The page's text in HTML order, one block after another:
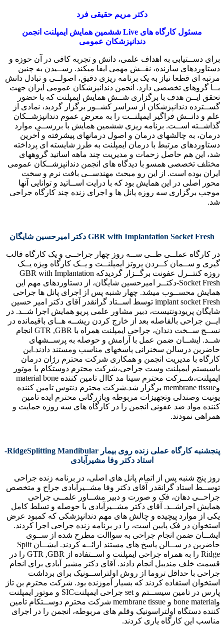
دکتر مریم حقیقی فرد
مسئول کارگاه های Live ششمین همایش ایمپلنت انجمن
دندانپزشکان عمومی
برای دســتیابی به اهداف علمی، دانش و تجربه کافی در آن حوزه و
دستاوردهای سازنده، نقــش مهمی ایفا میکند. رســیدن به چنین
مرتبه ای قطعا نیاز به یک برنامه ریزی دقیق، اصولــی و تبادل دانش
بــا گروهای تخصصی دارد. انجمن دندانپزشکان عمومی ایران جهت
تحقق ایــن هدف با برگزاری شــش همایش ایمپلنت که با حضور
گســترده دندانپزشکان از سراسر کشــور برگزار گردید، نمادی از
علم و دانــش فراگیر ایمپلنــت را به معرض عموم دندانپزشــکان
گذاشــته اســت. برنامه ریزی ششمین همایش با بررســی موارد
درمان، به چالشهای درمان و اصول درمانهای پیشرفته و آخرین
دستاوردهای مرتبط با درمان ایمپلنت به طرز شایسته ای پرداخته
شد، این هم حاصل زحمات و مدیریت چند ماهه اساتید گروههای
مختلف تخصصی همسو با دیدگاه های انجمن دندانپزشــکان عمومی
ایران بوده است. از این رو مبحث مهندســی بافت نرم و سخت
محور اصلی در این همایش بود که با درایت اســاتید و توانایی آنها
موجب برگزاری سه روزه پانل ها و اجرای زنده چند کارگاه جراحی
شد.
GBR with Implantation Socket Fresh دکتر امیرحسین شایگان
در کارگاه عملــی طــی ســه روز چهار جراحــی و یک کارگاه قالب
گیری و ســمان کــردن پروتز ایمپلنــت و یــک کارگاه ویژه یــک
روزه کنتــرل عفونت برگــزار گردیدکه GBR with Implantation
Socket Fresh-دکتــر امیرحسین شایگان، از دستاوردهای مهم این
همایش محســوب میشد. چهار شنبه پس از اجرای پانل ها جراحی
implant socket Fresh توسط اســتاد گرانقدر آقای دکتر امیر حسین
شایگان پریودونتیست، دبیر مشاور علمی پریو همایش اجرا شــد. در
ایــن جراحی بالفاصله بعد از خارج کردن ریشــه هــای باقیمانده در
نســج ســخت دندان، جراحی ایمپلنت همراه با GTR ,GBR انجام
شــد. ایشــان ضمن عمل با آرامش و حوصله به پرســشهای
حاضرین درسالن سخنرانی پاسخهای مناسب ومستند دادند.این
کارگاه با مدیریت انجمن و همکاری شرکت محترم رژان درمان
باسیستم ایمپلنت وست جراحی،شرکت محترم دوستکام با موتور
ایمپلنت،شــرکت محترم سینا مد کاال تامین کننده material bone
وmembrane tissue برگزار شد.شرکت محترم دنتوس تامین کننده
یونیت وصندلی وتجهیزات مربوطه وبازرگانی محترم ایده تامین
کننده مواد ضد عفونی انجمن را در کارگاه های سه روزه حمایت و
همراهی نمودند.
پنجشنبه کارگاه عملی زنده روی بیمار RidgeSplitting Mandibular-
استاد دکتر وفا مشیرآبادی
روز پنج شنبه پس از اتمام پانل های اصلی، در برنامه زنده جراحی
توســط استاد گرانقدر آقای دکتر وفا مشــیرآبادی جراح و متخصص
جراحــی دهان، فک و صورت و دبیر مشــاور علمــی جراحی
همایش اجراشــد. آقای دکتر مشــیرآبادی با حوصله و تسلط کامل
یکی از موارد پیچیده و چالش های مهم دندانپزشکی که کمبود عرض
استخوان در فک پایین است، را در برنامه زنده جراحی اجرا کردند.
ایشــان ضمن انجام جراحی به سواالت مطرح شده از ســوی
حاضرین در ســالن پاسخ های مستند ارائــه کردند. ایشــان Split
Ridge را به همراه جراحی ایمپلنت و اســتفاده از GTR ,GBR را در
قسمت خلف مندیبل انجام دادند. آقای دکتر مشیر آبادی برای انجام
جراحی با حداقل تروما از روش اولتراســونیک برای برداشت
استخوان استفاده کردند که بسیار آموزنده بود. شرکت محترم بن تاژ
پارس در تامین سیســتم و set جراحی ایمپلنتSIC و موتور ایمپلنت
وbone material و membrane tissue شرکت محترم دوســتکام تامین
کننده دستگاه اولتراسونیک وقلم های مربوطه، انجمن را در اجرای
مناسب این کارگاه یاری کردند.